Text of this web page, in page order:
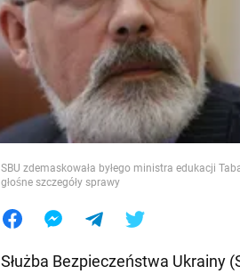
SBU zdemaskowała byłego ministra edukacji
głośne szczegóły sprawy
Służba Bezpieczeństwa Ukrainy